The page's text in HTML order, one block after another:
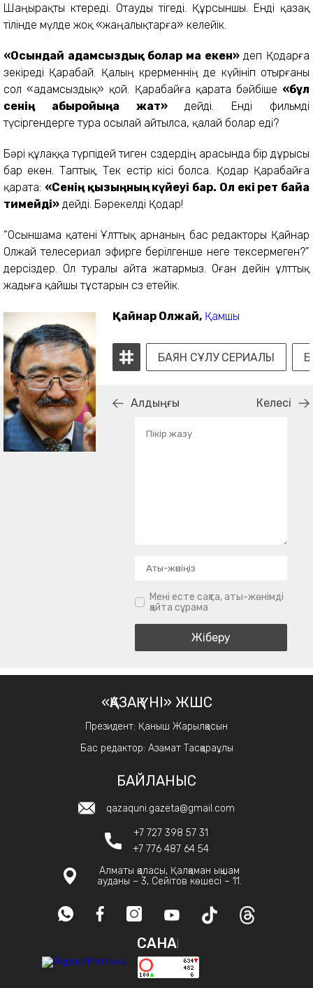
Шаңырақты көтереді. Отауды тігеді. Құрсыншы. Енді қазақ
тілінде мүлде жоқ «жаңалықтарға» келейік.
«Осындай адамсыздық болар ма екен»деп Қодарға
зекіреді Қарабай. Қалың көрерменнің де күйініп отырғаны
сол «адамсыздық» қой. Қарабайға қарата бәйбіше «бұл
сенің абыройыңа жат»дейді. Енді фильмді
түсіргендерге тура осылай айтылса, қалай болар еді?
Бәрі құлаққа түрпідей тиген сөздердің арасында бір дұрысы
бар екен. Таптық. Тек естір кісі болса. Қодар Қарабайға
қарата: «Сенің қызыңның күйеуі бар. Ол екі рет байға
тимейді» дейді. Бәрекелді Қодар!
“Осыншама қатені Ұлттық арнаның бас редакторы Қайнар
Олжай телесериал эфирге берілгенше неге тексермеген?”
дерсіздер. Ол туралы айта жатармыз. Оған дейін ұлттық
жадыға қайшы тұстарын сөз етейік.
Қайнар Олжай, Қамшы
БАЯН СҰЛУ СЕРИАЛЫ
Алдыңғы Келесі
Мені есте сақта, аты-жөнімді
қайта сұрама
«ҚАЗАҚ ҮНІ» ЖШС
Президент: Қаныш Жарылқасын
Бас редактор: Азамат Тасқараұлы
БАЙЛАНЫС
qazaquni.gazeta@gmail.com
+7 727 398 57 31
+7 776 487 64 54
Алматы қаласы, Қалқаман ықшам
ауданы – 3, Сейітов көшесі – 11.
САНАҚ